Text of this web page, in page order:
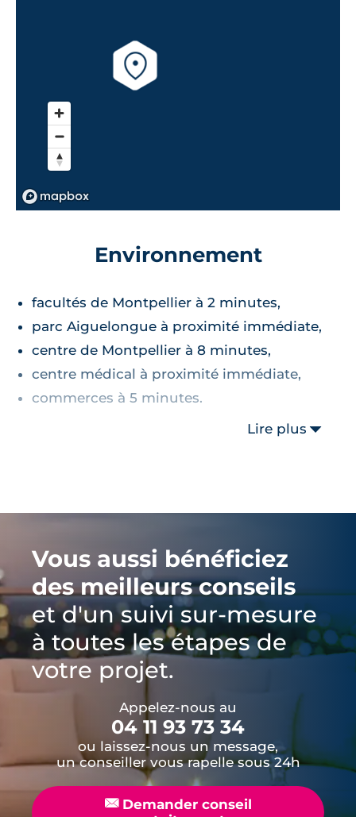
Environnement
facultés de Montpellier à 2 minutes,
parc Aiguelongue à proximité immédiate,
centre de Montpellier à 8 minutes,
centre médical à proximité immédiate,
commerces à 5 minutes.
Lire plus
Vous aussi bénéficiez
des meilleurs conseils
et d'un suivi sur-mesure
à toutes les étapes de
votre projet.
Appelez-nous au
04 11 93 73 34
ou laissez-nous un message,
un conseiller vous rapelle sous 24h
📧Demander conseil